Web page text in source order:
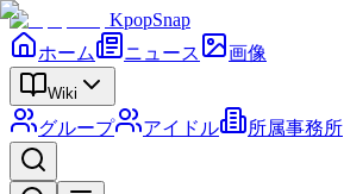
KpopSnap
ホーム
ニュース 画像
Wiki
グループ アイドル 所属事務所